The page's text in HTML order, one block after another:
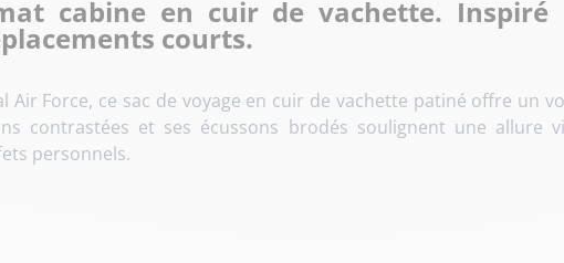
cabine en cuir de vachette.
courts.
Air Force, ce sac de voyage en cuir de vachette patiné offre un
contrastées et ses écussons brodés soulignent une allure
personnels.